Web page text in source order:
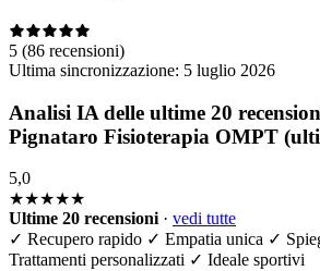
5 (86 recensioni)
Ultima sincronizzazione: 5 luglio 2026
Analisi IA delle ultime 20
Pignataro Fisioterapia OMPT
5,0
★★★★★
Ultime 20 recensioni · vedi tutte
✓ Recupero rapido ✓ Empatia unica ✓
Trattamenti personalizzati ✓ Ideale sportivi